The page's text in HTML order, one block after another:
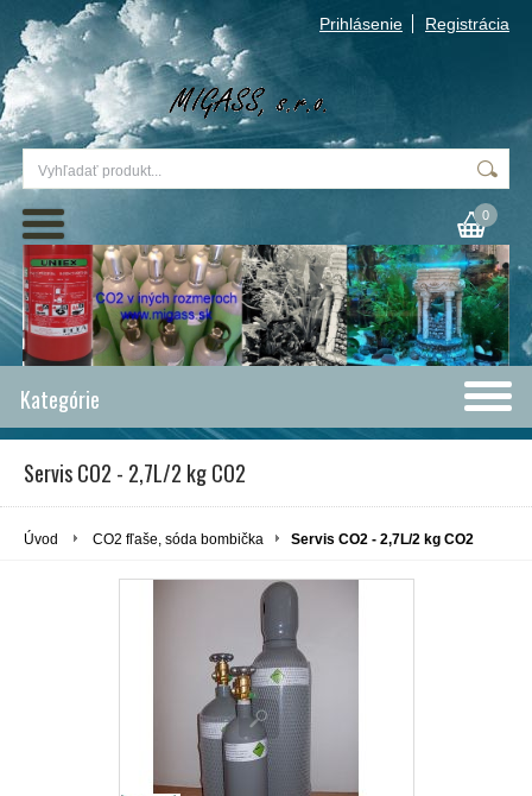
Prihlásenie Registrácia
0
Kategórie
Servis CO2 - 2,7L/2 kg CO2
Úvod CO2 fľaše, sóda bombička Servis CO2 - 2,7L/2 kg CO2